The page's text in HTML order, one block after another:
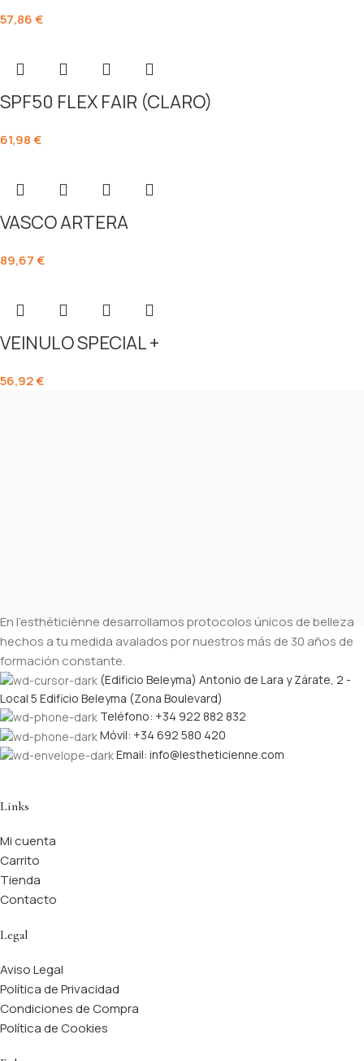
57,86€
SPF50 FLEX FAIR (CLARO)
61,98€
VASCO ARTERA
89,67€
VEINULO SPECIAL +
56,92€
En l’esthéticiènne desarrollamos protocolos únicos de belleza
hechos a tu medida avalados por nuestros más de 30 años de
formación constante.
(Edificio Beleyma) Antonio de Lara y Zárate, 2 -
Local 5 Edificio Beleyma (Zona Boulevard)
Teléfono: +34 922 882 832
Móvil: +34 692 580 420
Email: info@lestheticienne.com
Links
Mi cuenta
Carrito
Tienda
Contacto
Legal
Aviso Legal
Política de Privacidad
Condiciones de Compra
Política de Cookies